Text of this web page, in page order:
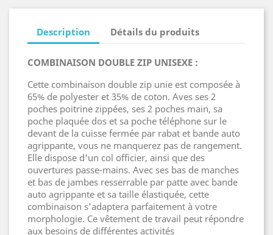
Description Détails du produits
COMBINAISON DOUBLE ZIP UNISEXE :
Cette combinaison double zip unie est composée à
65% de polyester et 35% de coton. Aves ses 2
poches poitrine zippées, ses 2 poches main, sa
poche plaquée dos et sa poche téléphone sur le
devant de la cuisse fermée par rabat et bande auto
agrippante, vous ne manquerez pas de rangement.
Elle dispose d'un col officier, ainsi que des
ouvertures passe-mains. Avec ses bas de manches
et bas de jambes resserrable par patte avec bande
auto agrippante et sa taille élastiquée, cette
combinaison s'adaptera parfaitement à votre
morphologie. Ce vêtement de travail peut répondre
aux besoins de différentes activités